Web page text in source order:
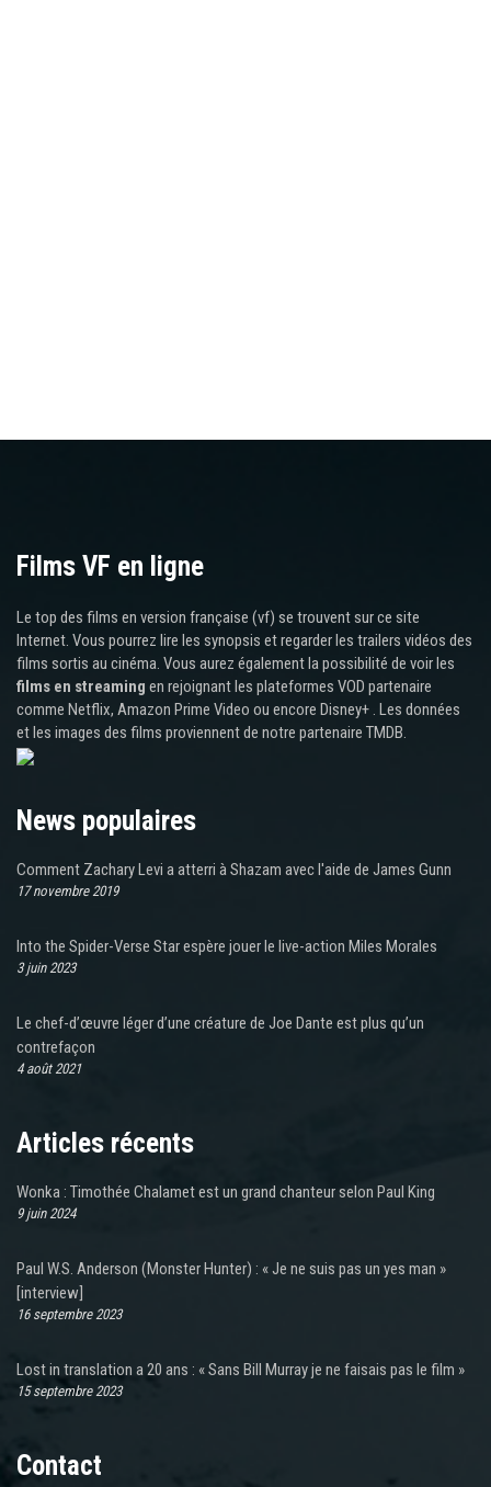
Films VF en ligne
Le top des films en version française (vf) se trouvent sur ce site
Internet. Vous pourrez lire les synopsis et regarder les trailers vidéos des
films sortis au cinéma. Vous aurez également la possibilité de voir les
films en streaming en rejoignant les plateformes VOD partenaire
comme Netflix, Amazon Prime Video ou encore Disney+ . Les données
et les images des films proviennent de notre partenaire TMDB.
News populaires
Comment Zachary Levi a atterri à Shazam avec l'aide de James Gunn
17 novembre 2019
Into the Spider-Verse Star espère jouer le live-action Miles Morales
3 juin 2023
Le chef-d’œuvre léger d’une créature de Joe Dante est plus qu’un
contrefaçon
4 août 2021
Articles récents
Wonka : Timothée Chalamet est un grand chanteur selon Paul King
9 juin 2024
Paul W.S. Anderson (Monster Hunter) : « Je ne suis pas un yes man »
[interview]
16 septembre 2023
Lost in translation a 20 ans : « Sans Bill Murray je ne faisais pas le film »
15 septembre 2023
Contact